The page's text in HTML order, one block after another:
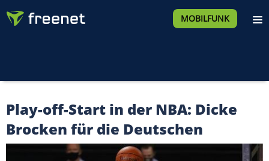
MOBILFUNK
Play-off-Start in der NBA: Dicke
Brocken für die Deutschen